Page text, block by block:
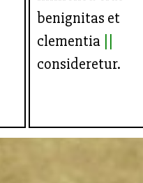
benignitas et
clementia
consideretur.